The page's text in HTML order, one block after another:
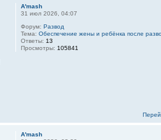
A'mash
31 июл 2026, 04:07
Форум:Развод
Тема:Обеспечение жены и ребёнка после
Ответы: 13
Просмотры: 105841
A'mash